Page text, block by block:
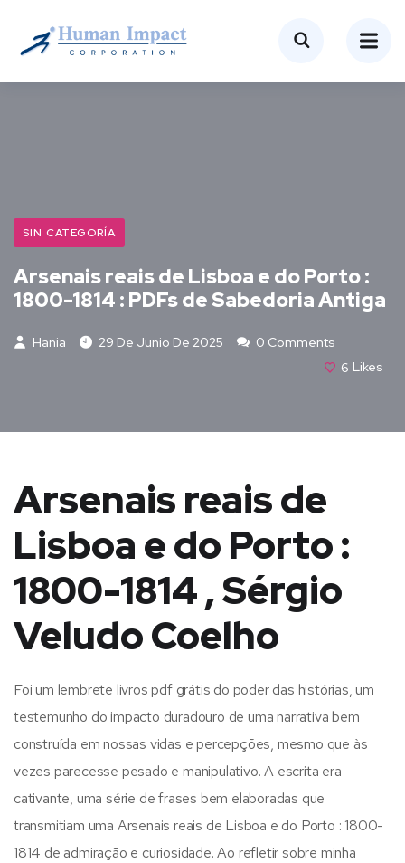
SIN CATEGORÍA
Arsenais reais de Lisboa e do Porto :
1800-1814 : PDFs de Sabedoria Antiga
Hania 29 De Junio De 2025
0 Comments
6 Likes
Arsenais reais de
Lisboa e do Porto :
1800-1814 , Sérgio
Veludo Coelho
Foi um lembrete livros pdf grátis do poder das histórias, um
testemunho do impacto duradouro de uma narrativa bem
construída em nossas vidas e percepções, mesmo que às
vezes parecesse pesado e manipulativo. A escrita era
cativante, uma série de frases bem elaboradas que
transmitiam uma Arsenais reais de Lisboa e do Porto : 1800-
1814 de admiração e curiosidade. Ao refletir sobre minha